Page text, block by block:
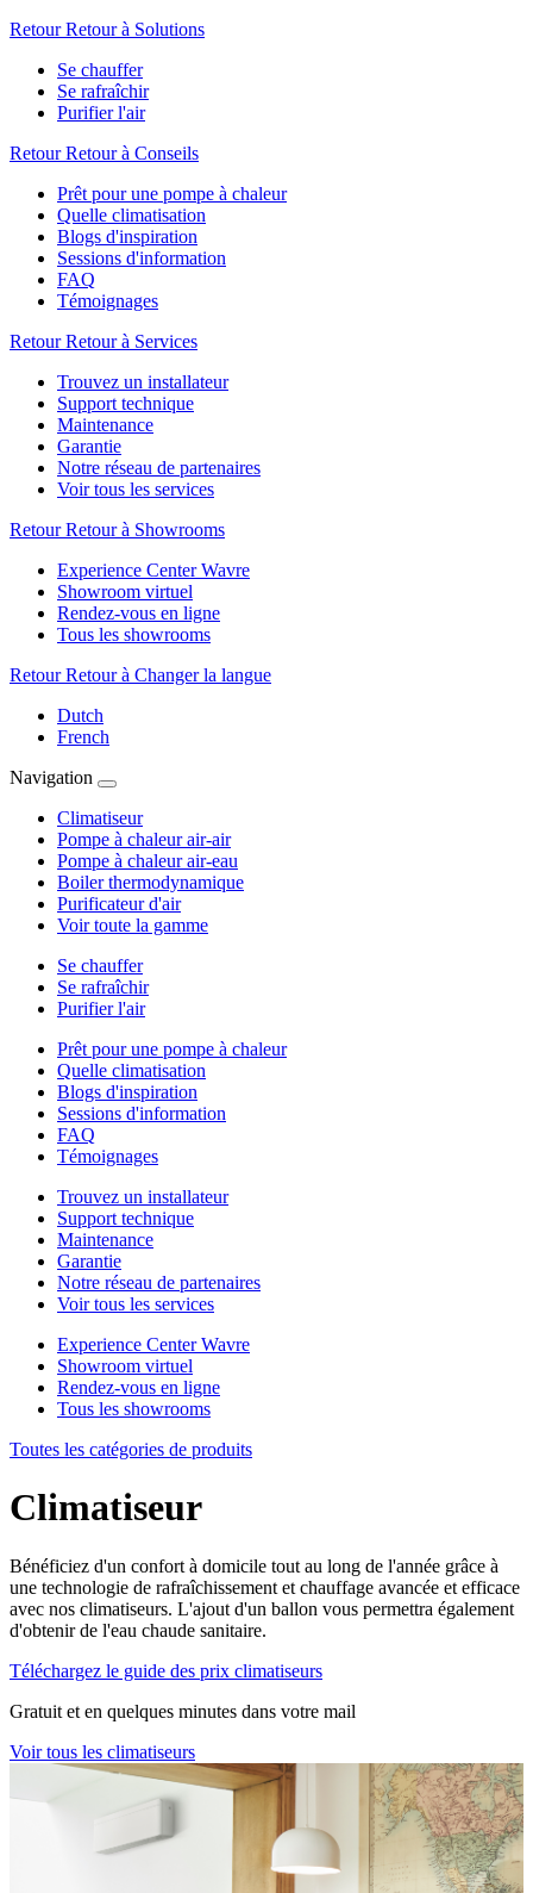
Retour Retour à Solutions
Se chauffer
Se rafraîchir
Purifier l'air
Retour Retour à Conseils
Prêt pour une pompe à chaleur
Quelle climatisation
Blogs d'inspiration
Sessions d'information
FAQ
Témoignages
Retour Retour à Services
Trouvez un installateur
Support technique
Maintenance
Garantie
Notre réseau de partenaires
Voir tous les services
Retour Retour à Showrooms
Experience Center Wavre
Showroom virtuel
Rendez-vous en ligne
Tous les showrooms
Retour Retour à Changer la langue
Dutch
French
Navigation
Climatiseur
Pompe à chaleur air-air
Pompe à chaleur air-eau
Boiler thermodynamique
Purificateur d'air
Voir toute la gamme
Se chauffer
Se rafraîchir
Purifier l'air
Prêt pour une pompe à chaleur
Quelle climatisation
Blogs d'inspiration
Sessions d'information
FAQ
Témoignages
Trouvez un installateur
Support technique
Maintenance
Garantie
Notre réseau de partenaires
Voir tous les services
Experience Center Wavre
Showroom virtuel
Rendez-vous en ligne
Tous les showrooms
Toutes les catégories de produits
Climatiseur
Bénéficiez d'un confort à domicile tout au long de l'année grâce à
une technologie de rafraîchissement et chauffage avancée et efficace
avec nos climatiseurs. L'ajout d'un ballon vous permettra également
d'obtenir de l'eau chaude sanitaire.
Téléchargez le guide des prix climatiseurs
Gratuit et en quelques minutes dans votre mail
Voir tous les climatiseurs